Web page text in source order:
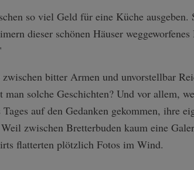
so viel Geld für eine Küche ausgeben.
dieser schönen Häuser
bitter Armen und unvorstellbar
solche Geschichten? Und vor allem,
auf den Gedanken gekommen, ihre
zwischen Bretterbuden kaum eine
flatterten plötzlich Fotos im Wind.